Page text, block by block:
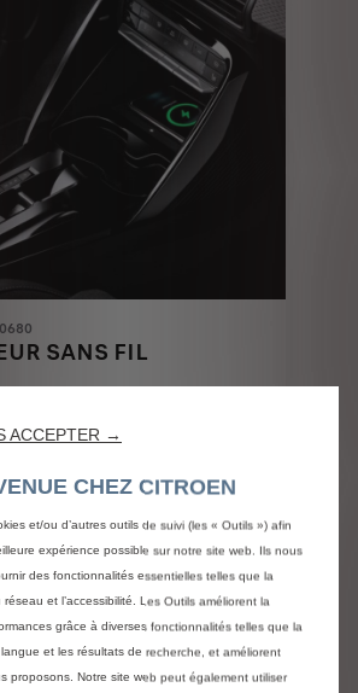
SANS FIL
-
au panier
ACCEPTER →
CHEZ CITROEN
et/ou d’autres outils de suivi (les « Outils ») afin
expérience possible sur notre site web. Ils nous
des fonctionnalités essentielles telles que la
et l’accessibilité. Les Outils améliorent la
grâce à diverses fonctionnalités telles que la
et les résultats de recherche, et améliorent
proposons. Notre site web peut également utiliser